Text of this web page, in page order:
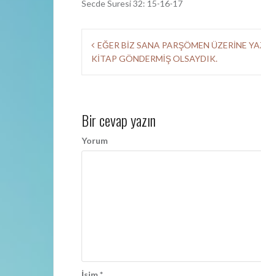
Secde Suresi 32: 15-16-17
ı
d
o
EĞER BİZ SANA PARŞÖMEN ÜZERİNE
KİTAP GÖNDERMİŞ OLSAYDIK.
Bir cevap yazın
Yorum